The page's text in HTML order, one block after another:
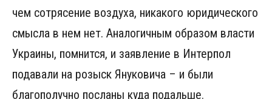
чем сотрясение воздуха, никакого юридического
смысла в нем нет. Аналогичным образом власти
Украины, помнится, и заявление в Интерпол
подавали на розыск Януковича – и были
благополучно посланы куда подальше.